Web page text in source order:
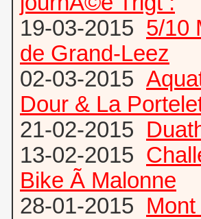
19-03-2015 5/10
de Grand-Leez
02-03-2015
Dour & La
21-02-2015
13-02-2015
Bike Ã Malonne
28-01-2015